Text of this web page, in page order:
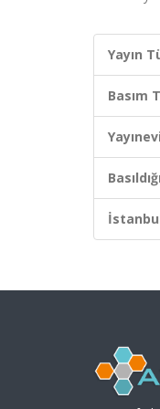
Yayın
Basım